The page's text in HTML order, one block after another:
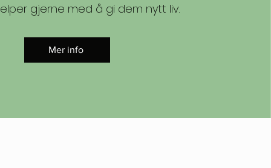
gjerne med å gi dem nytt liv.
Mer info